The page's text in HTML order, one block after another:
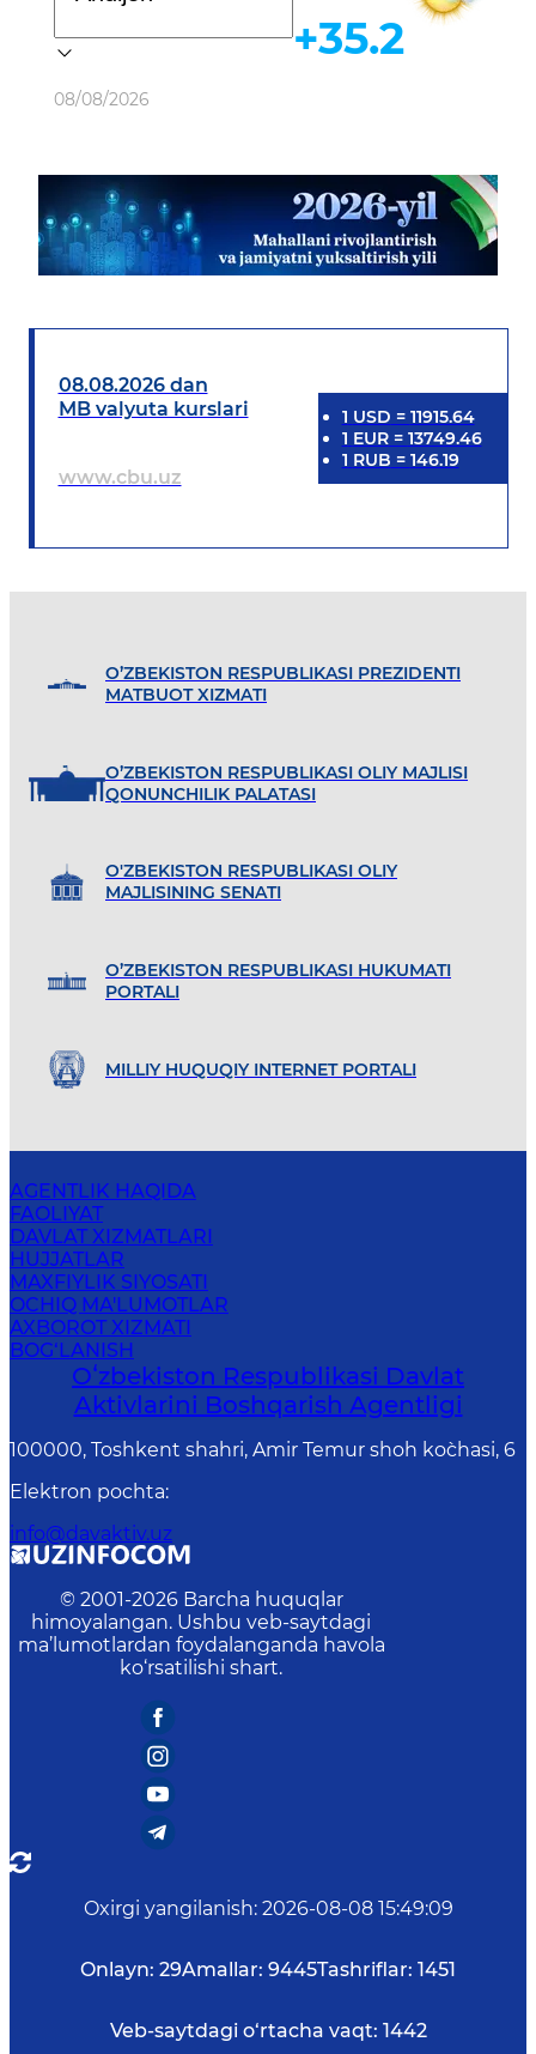
Ob-havo
08/08/2026
+35.2
08.08.2026 dan
MB valyuta kurslari
www.cbu.uz
1 USD = 11915.64
1 EUR= 13749.46
1 RUB = 146.19
O’ZBEKISTON RESPUBLIKASI PREZIDENTI
MATBUOT XIZMATI
O’ZBEKISTON RESPUBLIKASI OLIY MAJLISI
QONUNCHILIK PALATASI
O'ZBEKISTON RESPUBLIKASI OLIY
MAJLISINING SENATI
O’ZBEKISTON RESPUBLIKASI HUKUMATI
PORTALI
MILLIY HUQUQIY INTERNET PORTALI
AGENTLIK HAQIDA
FAOLIYAT
DAVLAT XIZMATLARI
HUJJATLAR
MAXFIYLIK SIYOSATI
OCHIQ MA'LUMOTLAR
AXBOROT XIZMATI
BOG‘LANISH
Oʻzbekiston Respublikasi Davlat
Aktivlarini Boshqarish Agentligi
100000, Toshkent shahri, Amir Temur shoh ko`chasi, 6
Elektron pochta:
info@davaktiv.uz
© 2001-2026 Barcha huquqlar
himoyalangan. Ushbu veb-saytdagi
ma’lumotlardan foydalanganda havola
ko‘rsatilishi shart.
Oxirgi yangilanish: 2026-08-08 15:49:09
Onlayn: 29Amallar: 9445Tashriflar: 1451
Veb-saytdagi o‘rtacha vaqt: 1442